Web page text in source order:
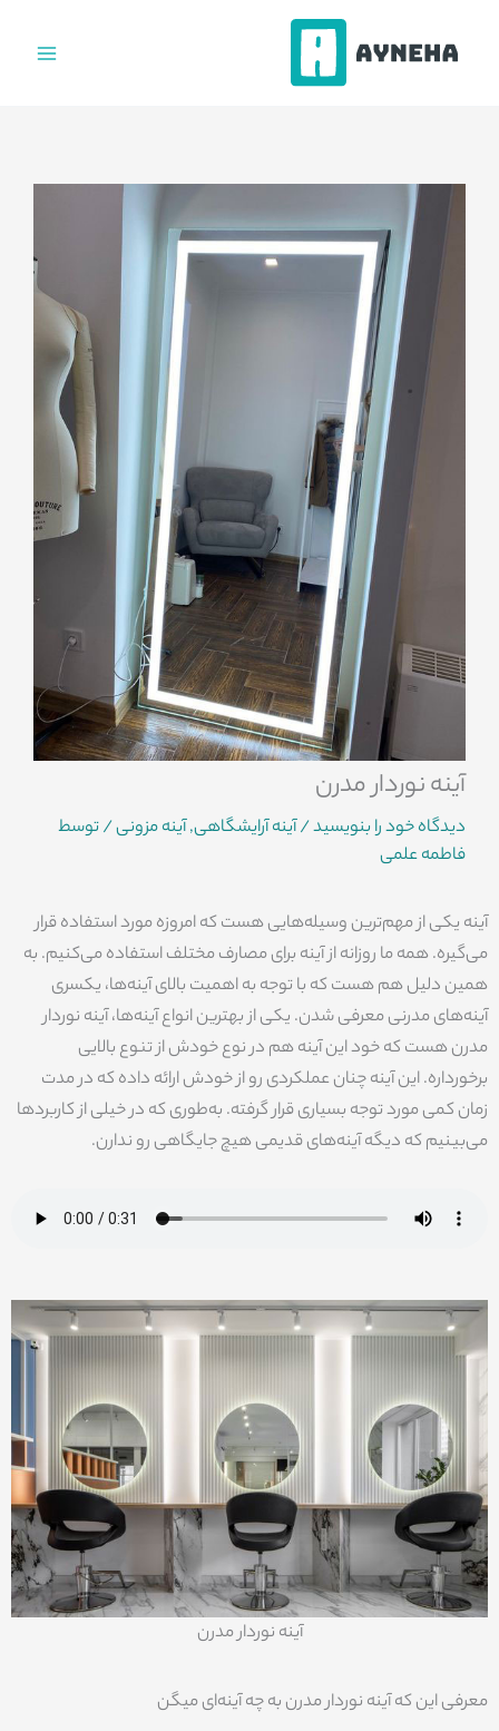
آینه نوردار مدرن
دیدگاه‌ خود را بنویسید/آینه آرایشگاهی,آینه مزونی/ توسط
فاطمه علمی
آینه یکی از مهم‌ترین وسیله‌هایی هست که امروزه مورد استفاده قرار
می‌گیره. همه ما روزانه از آینه برای مصارف مختلف استفاده می‌کنیم. به
همین دلیل هم هست که با توجه به اهمیت بالای آینه‌ها، یکسری
آینه‌های مدرنی معرفی شدن. یکی از بهترین انواع آینه‌ها، آینه نوردار
مدرن هست که خود این آینه هم در نوع خودش از تنوع بالایی
برخورداره. این آینه چنان عملکردی رو از خودش ارائه داده که در مدت
زمان کمی مورد توجه بسیاری قرار گرفته. به‌طوری که در خیلی از کاربردها
می‌بینیم که دیگه آینه‌های قدیمی هیچ جایگاهی رو ندارن.
آینه نوردار مدرن
معرفی این که آینه نوردار مدرن به چه آینه‌ای میگن